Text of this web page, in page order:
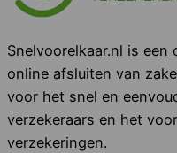
Snelvoorelkaar.nl is
online afsluiten van
voor het snel en
verzekeraars en het
verzekeringen.